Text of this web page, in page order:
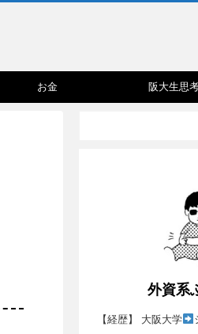
お金 阪大生思
外資系
【経歴】 大阪大学